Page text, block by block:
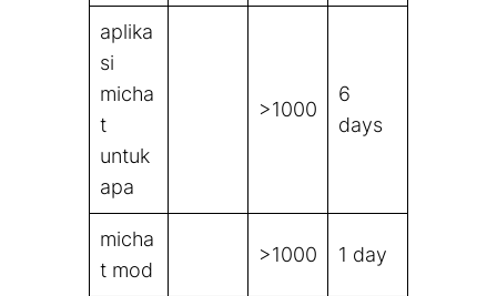
aplika
si
micha
t
untuk
apa
>1000
6
days
micha
t mod
>1000 1 day